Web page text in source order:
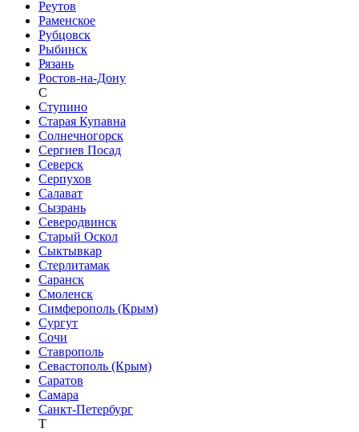
Реутов
Раменское
Рубцовск
Рыбинск
Рязань
Ростов-на-Дону
С
Ступино
Старая Купавна
Солнечногорск
Сергиев Посад
Северск
Серпухов
Салават
Сызрань
Северодвинск
Старый Оскол
Сыктывкар
Стерлитамак
Саранск
Смоленск
Симферополь (Крым)
Сургут
Сочи
Ставрополь
Севастополь (Крым)
Саратов
Самара
Санкт-Петербург
Т